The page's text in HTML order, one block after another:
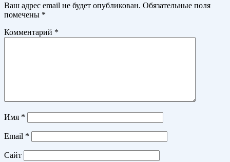
Ваш адрес email не будет опубликован. Обязательные поля
помечены *
Комментарий *
Имя *
Email *
Сайт